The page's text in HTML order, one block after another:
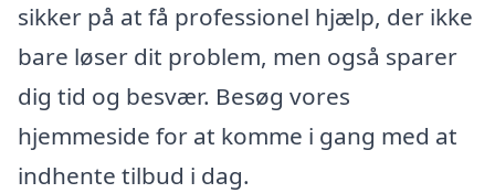
sikker på at få professionel hjælp, der ikke
bare løser dit problem, men også sparer
dig tid og besvær. Besøg vores
hjemmeside for at komme i gang med at
indhente tilbud i dag.